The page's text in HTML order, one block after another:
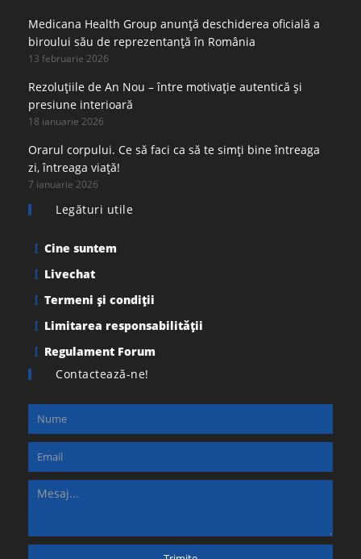
Medicana Health Group anunță deschiderea oficială a
biroului său de reprezentanță în România
13 februarie 2026
Rezoluțiile de An Nou – între motivație autentică și
presiune interioară
18 ianuarie 2026
Orarul corpului. Ce să faci ca să te simți bine întreaga
zi, întreaga viață!
7 ianuarie 2026
Legături utile
Cine suntem
Livechat
Termeni şi condiţii
Limitarea responsabilității
Regulament Forum
Contactează-ne!